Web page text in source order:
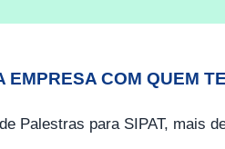
EMPRESA COM QUEM
Palestras para SIPAT, mais